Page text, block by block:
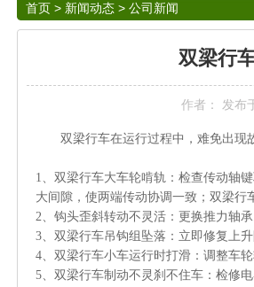
首页 > 新闻动态 > 公司新闻
双梁行
作者： 发布
双梁行车在运行过程中，难免出现
1、 双梁行车大车轮啃轨：检查传动轴
大间隙，使两端传动协调一致； 双梁行
2、 钩头歪斜转动不灵活：更换推力轴承
3、 双梁行车吊钩组坠落：立即修复上
4、 双梁行车小车运行时打滑：调整车
5、 双梁行车制动不灵刹不住车：检修